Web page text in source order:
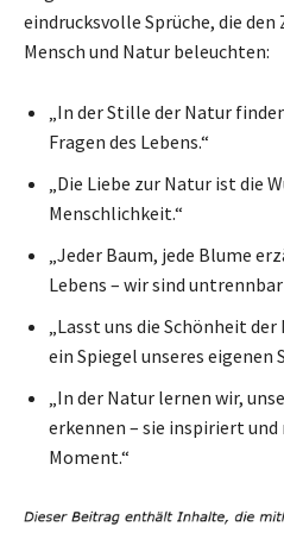
eindrucksvolle Sprüche, die
Mensch und Natur beleuchten:
„In der Stille der Natur
Fragen des Lebens.“
„Die Liebe zur Natur ist die
Menschlichkeit.“
„Jeder Baum, jede Blume
Lebens – wir sind
„Lasst uns die Schönheit
ein Spiegel unseres eigenen
„In der Natur lernen wir,
erkennen – sie inspiriert
Moment.“